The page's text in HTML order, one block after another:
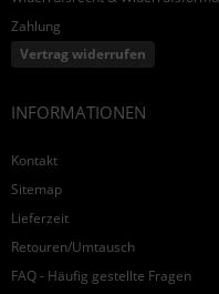
Zahlung
Vertrag widerrufen
INFORMATIONEN
Kontakt
Sitemap
Lieferzeit
Retouren/Umtausch
FAQ - Häufig gestellte Fragen